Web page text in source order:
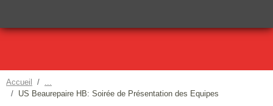
Accueil
US Beaurepaire HB: Soirée de Présentation des Equipes